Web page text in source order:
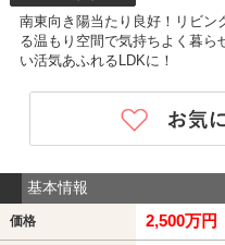
南東向き陽当たり良好！リビン
る温もり空間で気持ちよく暮ら
い活気あふれるLDKに！
基本情報
価格 2,500万円